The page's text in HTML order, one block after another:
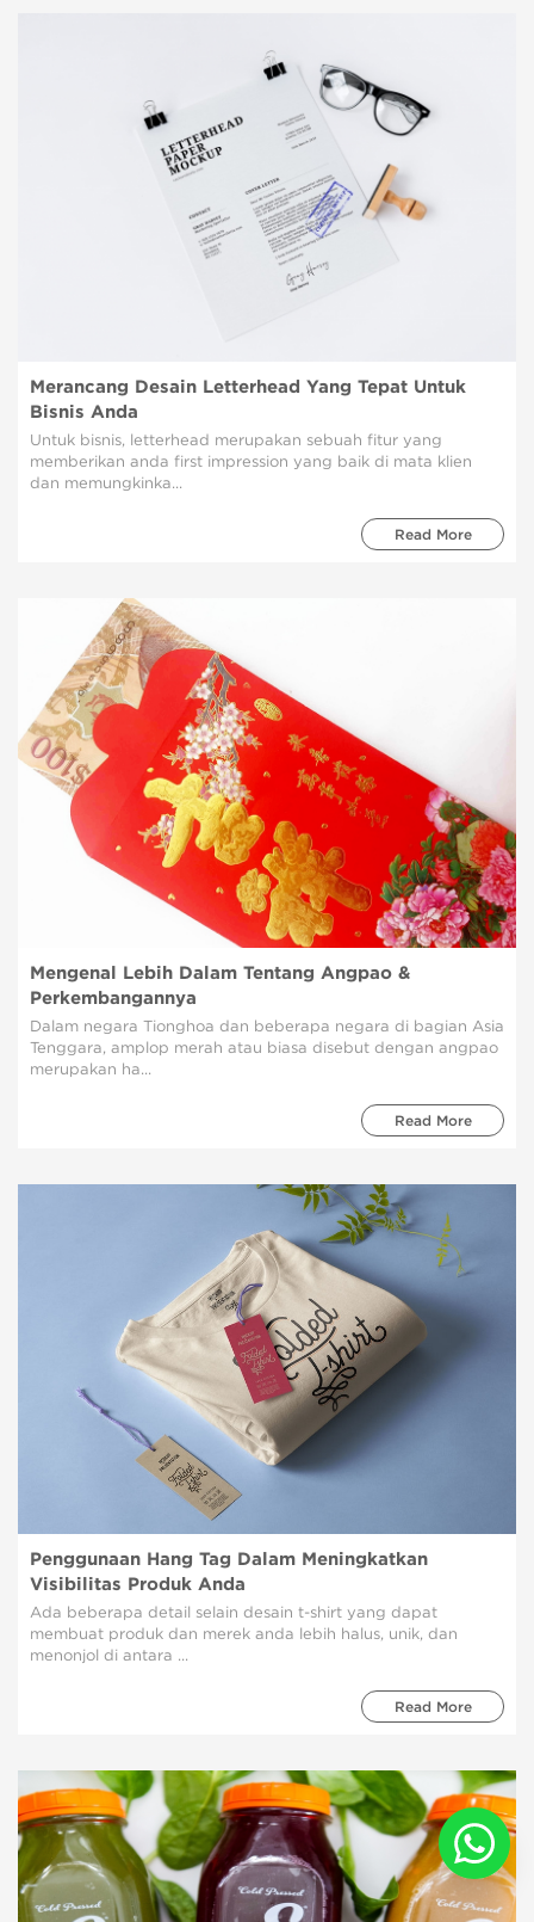
Merancang Desain Letterhead Yang Tepat Untuk
Bisnis Anda
Untuk bisnis, letterhead merupakan sebuah fitur yang
memberikan anda first impression yang baik di mata klien
dan memungkinka...
Read More
Mengenal Lebih Dalam Tentang Angpao &
Perkembangannya
Dalam negara Tionghoa dan beberapa negara di bagian Asia
Tenggara, amplop merah atau biasa disebut dengan angpao
merupakan ha...
Read More
Penggunaan Hang Tag Dalam Meningkatkan
Visibilitas Produk Anda
Ada beberapa detail selain desain t-shirt yang dapat
membuat produk dan merek anda lebih halus, unik, dan
menonjol di antara ...
Read More